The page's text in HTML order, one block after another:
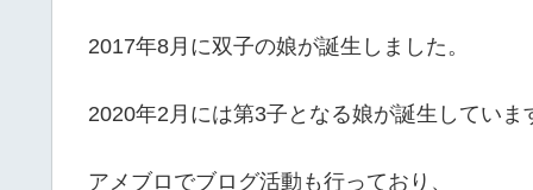
2017年8月に双子の娘が誕生しました。
2020年2月には第3子となる娘が誕生していま
アメブロでブログ活動も行っており、